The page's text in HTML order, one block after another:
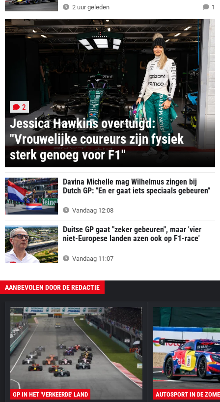
2 uur geleden 1
Jessica Hawkins overtuigd:
"Vrouwelijke coureurs zijn fysiek
sterk genoeg voor F1"
2
Davina Michelle mag Wilhelmus zingen bij
Dutch GP: "En er gaat iets speciaals gebeuren"
Vandaag 12:08
Duitse GP gaat "zeker gebeuren", maar 'vier
niet-Europese landen azen ook op F1-race'
Vandaag 11:07
AANBEVOLEN DOOR DE REDACTIE
GP IN HET 'VERKEERDE' LAND AUTOSPORT IN DE